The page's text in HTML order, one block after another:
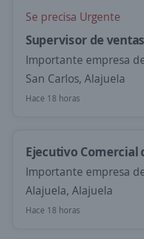
Se precisa Urgente
Supervisor de
Importante empresa
San Carlos, Alajuela
Hace 18 horas
Ejecutivo Comercial
Importante empresa
Alajuela, Alajuela
Hace 18 horas